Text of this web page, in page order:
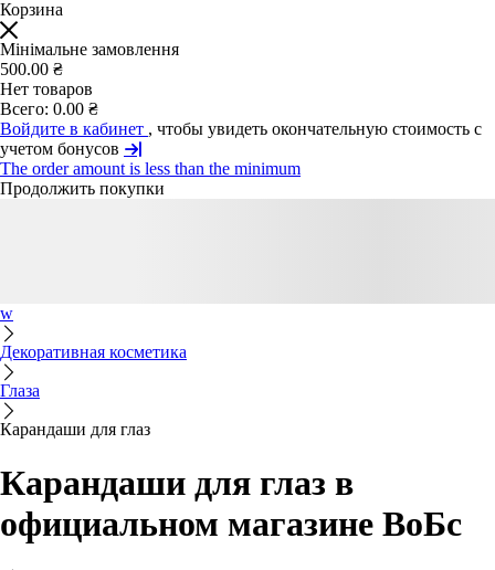
Корзина
Мінімальне замовлення
500.00 ₴
Нет товаров
Всего: 0.00 ₴
Войдите в кабинет , чтобы увидеть окончательную стоимость с
учетом бонусов
The order amount is less than the minimum
Продолжить покупки
w
Декоративная косметика
Глаза
Карандаши для глаз
Карандаши для глаз в
официальном магазине ВоБс